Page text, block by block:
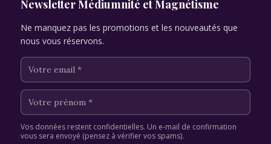
Newsletter Médiumnité et Magnétisme
Ne manquez pas les promotions et les nouveautés que
nous vous réservons.
Vos données restent confidentielles. Un e-mail de confirmation
vous sera envoyé (pensez à vérifier vos spams).